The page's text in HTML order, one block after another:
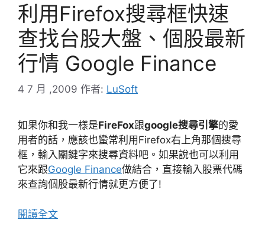
利用Firefox搜尋框快速
查找台股大盤、個股最新
行情 Google Finance
4 7 月 ,2009 作者: LuSoft
如果你和我一樣是FireFox跟google搜尋引擎的愛
用者的話，應該也蠻常利用Firefox右上角那個搜尋
框，輸入關鍵字來搜尋資料吧。如果說也可以利用
它來跟Google Finance做結合，直接輸入股票代碼
來查詢個股最新行情就更方便了!
閱讀全文